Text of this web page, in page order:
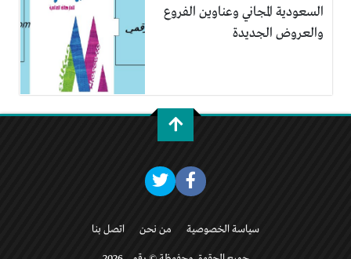
السعودية المجاني وعناوين الفروع
والعروض الجديدة
سياسة الخصوصية من نحن اتصل بنا